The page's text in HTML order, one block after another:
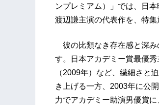
ンプレミアム）」では、日
渡辺謙主演の代表作を、特集
彼の比類なき存在感と深み
す。日本アカデミー賞最優
（2009年）など、繊細さと
き上げる一方、2003年に公
力でアカデミー助演男優賞